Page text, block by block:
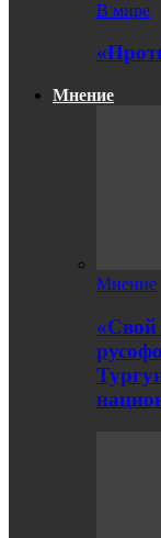
В мире
Мнение
Мнение
«Свой